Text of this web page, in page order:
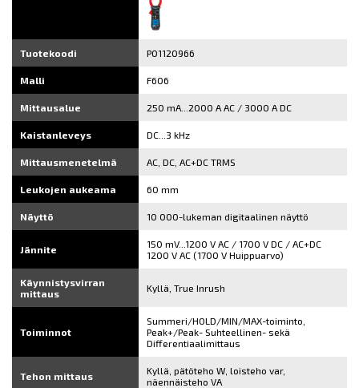
Tuotekoodi P01120966
Malli F606
Mittausalue 250 mA...2000 A AC / 3000 A DC
Kaistanleveys DC...3 kHz
Mittausmenetelmä AC, DC, AC+DC TRMS
Leukojen aukeama 60 mm
Näyttö 10 000-lukeman digitaalinen näyttö
Jännite
150 mV...1200 V AC / 1700 V DC / AC+DC
1200 V AC (1700 V Huippuarvo)
Käynnistysvirran
mittaus
Kyllä, True Inrush
Toiminnot
Summeri/HOLD/MIN/MAX-toiminto,
Peak+/Peak- Suhteellinen- sekä
Differentiaalimittaus
Tehon mittaus
Kyllä, pätöteho W, loisteho var,
näennäisteho VA